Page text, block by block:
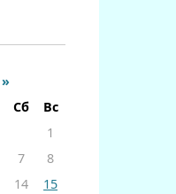
»
Сб
Вс
1
7
8
14
15